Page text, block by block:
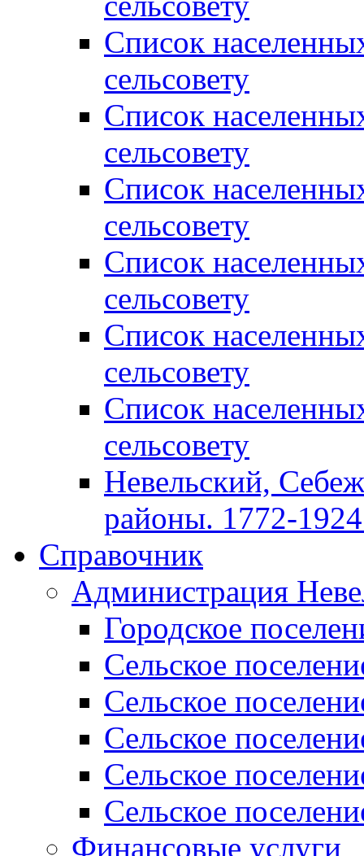
Список
сельсовету
Список
сельсовету
Список
сельсовету
Список
сельсовету
Список
сельсовету
Список
сельсовету
Невельский,
районы. 1772-1924
Справочник
Администрация
Городское
Сельское
Сельское
Сельское
Сельское
Сельское
Финансовые услуги